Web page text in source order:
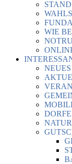
WIE